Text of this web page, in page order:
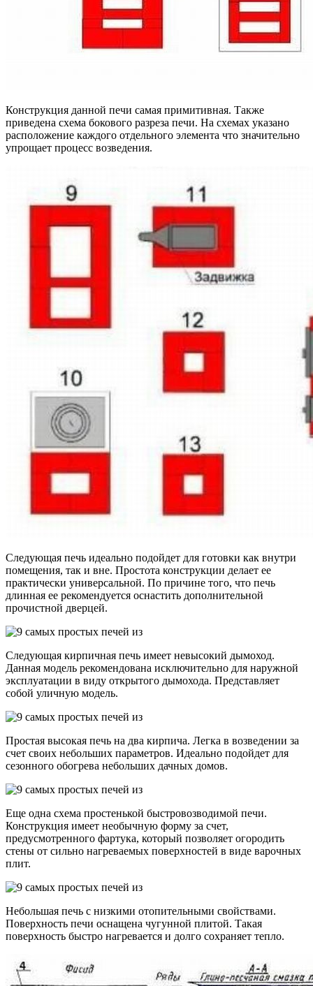
Конструкция данной печи самая примитивная. Также
приведена схема бокового разреза печи. На схемах указано
расположение каждого отдельного элемента что значительно
упрощает процесс возведения.
Следующая печь идеально подойдет для готовки как внутри
помещения, так и вне. Простота конструкции делает ее
практически универсальной. По причине того, что печь
длинная ее рекомендуется оснастить дополнительной
прочистной дверцей.
Следующая кирпичная печь имеет невысокий дымоход.
Данная модель рекомендована исключительно для наружной
эксплуатации в виду открытого дымохода. Представляет
собой уличную модель.
Простая высокая печь на два кирпича. Легка в возведении за
счет своих небольших параметров. Идеально подойдет для
сезонного обогрева небольших дачных домов.
Еще одна схема простенькой быстровозводимой печи.
Конструкция имеет необычную форму за счет,
предусмотренного фартука, который позволяет огородить
стены от сильно нагреваемых поверхностей в виде варочных
плит.
Небольшая печь с низкими отопительными свойствами.
Поверхность печи оснащена чугунной плитой. Такая
поверхность быстро нагревается и долго сохраняет тепло.